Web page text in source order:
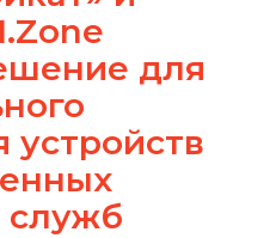
для
устройств
служб